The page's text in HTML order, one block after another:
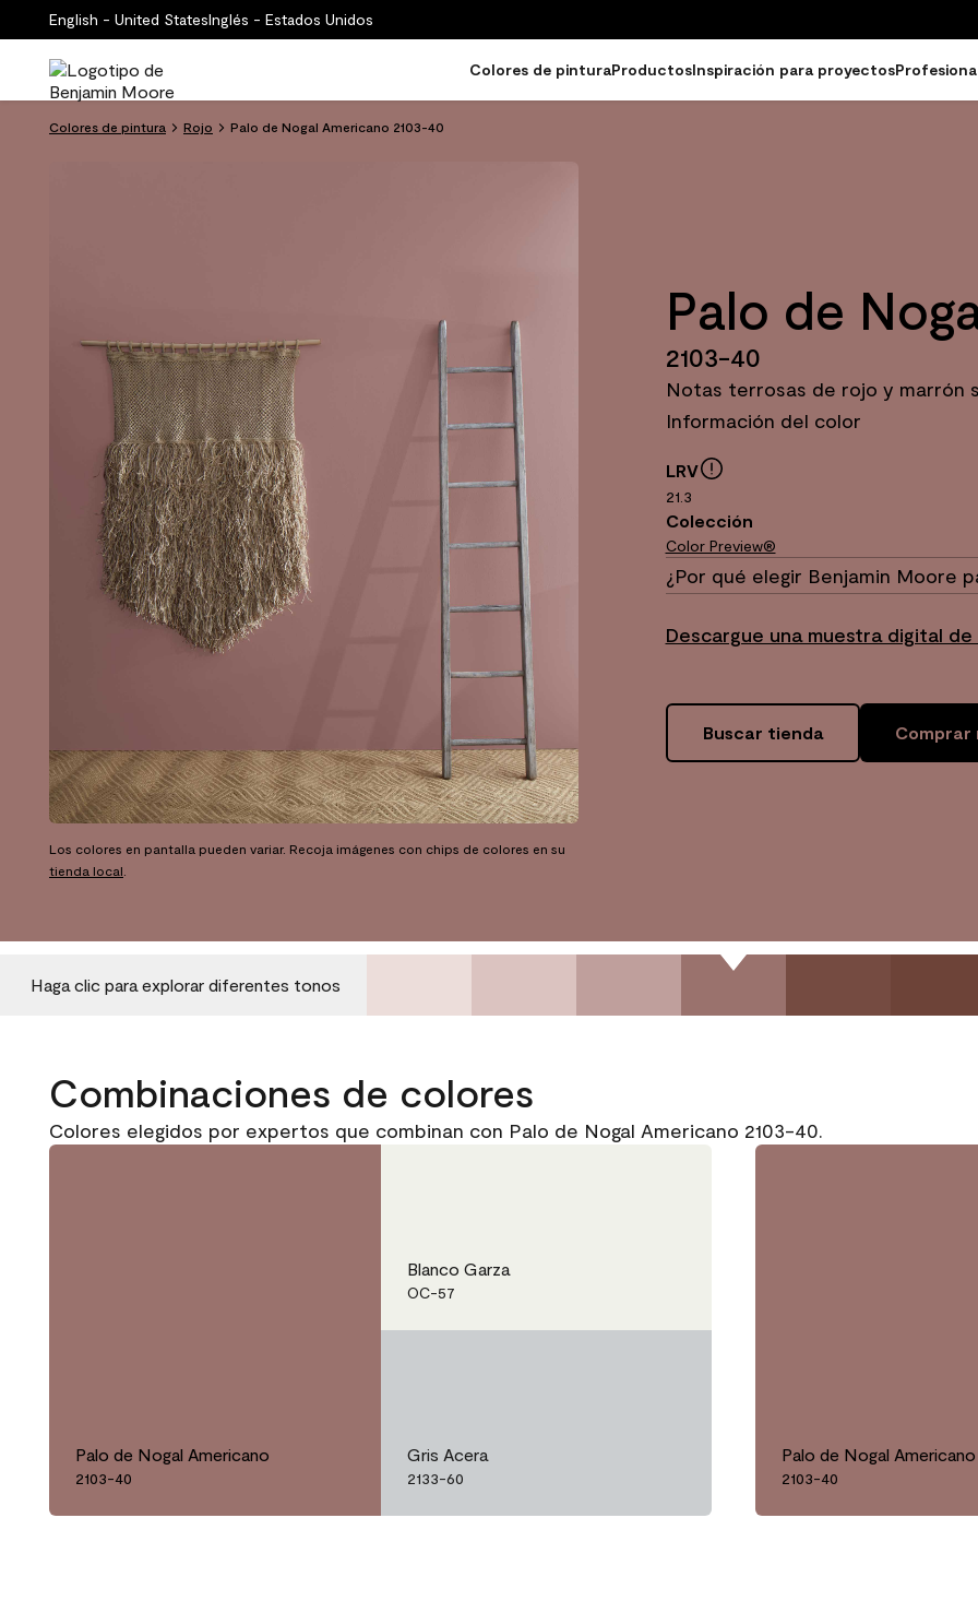
English - United StatesInglés - Estados Unidos
Colores de pinturaProductosInspiración para proyectos
Colores de pintura Rojo Palo de Nogal Americano 2103-40
Palo de
2103-40
Notas terrosas de rojo y marrón
Información del color
LRV
21.3
Colección
Color Preview®
¿Por qué elegir Benjamin Moore
Descargue una muestra digital
Buscar tienda Comprar
Los colores en pantalla pueden variar. Recoja imágenes con chips de colores en su
tienda local
Haga clic para explorar diferentes tonos
Combinaciones de colores
Colores elegidos por expertos que combinan con Palo de Nogal Americano 2103-40.
Palo de Nogal Americano
2103-40
Blanco Garza
OC-57
Gris Acera
2133-60
Palo de Nogal Americano
2103-40